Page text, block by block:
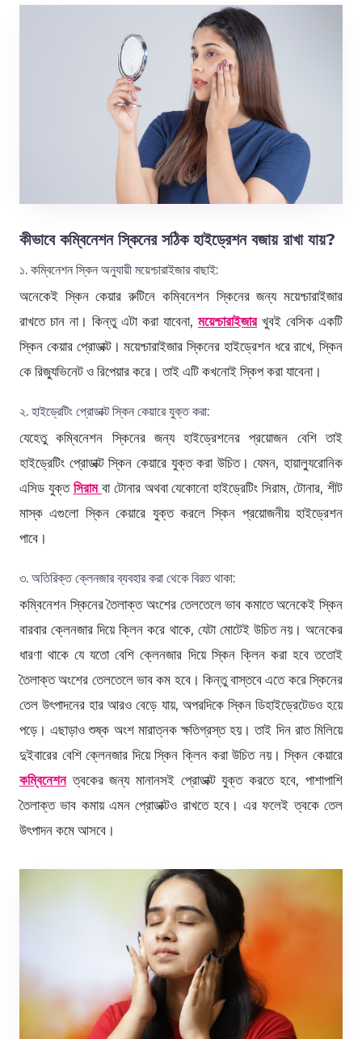
কীভাবে কম্বিনেশন স্কিনের সঠিক হাইড্রেশন বজায় রাখা যায়?
১. কম্বিনেশন স্কিন অনুযায়ী ময়েশ্চারাইজার বাছাই:
অনেকেই স্কিন কেয়ার রুটিনে কম্বিনেশন স্কিনের জন্য ময়েশ্চারাইজার
রাখতে চান না। কিন্তু এটা করা যাবেনা, ময়েশ্চারাইজারখুবই বেসিক একটি
স্কিন কেয়ার প্রোডাক্ট। ময়েশ্চারাইজার স্কিনের হাইড্রেশন ধরে রাখে, স্কিন
কে রিজ্যুভিনেট ও রিপেয়ার করে। তাই এটি কখনোই স্কিপ করা যাবেনা।
২. হাইড্রেটিং প্রোডাক্ট স্কিন কেয়ারে যুক্ত করা:
যেহেতু কম্বিনেশন স্কিনের জন্য হাইড্রেশনের প্রয়োজন বেশি তাই
হাইড্রেটিং প্রোডাক্ট স্কিন কেয়ারে যুক্ত করা উচিত। যেমন, হায়াল্যুরোনিক
এসিড যুক্ত সিরাম বা টোনার অথবা যেকোনো হাইড্রেটিং সিরাম, টোনার, শীট
মাস্ক এগুলো স্কিন কেয়ারে যুক্ত করলে স্কিন প্রয়োজনীয় হাইড্রেশন
পাবে।
৩. অতিরিক্ত ক্লেনজার ব্যবহার করা থেকে বিরত থাকা:
কম্বিনেশন স্কিনের তৈলাক্ত অংশের তেলতেলে ভাব কমাতে অনেকেই স্কিন
বারবার ক্লেনজার দিয়ে ক্লিন করে থাকে, যেটা মোটেই উচিত নয়। অনেকের
ধারণা থাকে যে যতো বেশি ক্লেনজার দিয়ে স্কিন ক্লিন করা হবে ততোই
তৈলাক্ত অংশের তেলতেলে ভাব কম হবে। কিন্তু বাস্তবে এতে করে স্কিনের
তেল উৎপাদনের হার আরও বেড়ে যায়, অপরদিকে স্কিন ডিহাইড্রেটেডও হয়ে
পড়ে। এছাড়াও শুষ্ক অংশ মারাত্নক ক্ষতিগ্রস্ত হয়। তাই দিন রাত মিলিয়ে
দুইবারের বেশি ক্লেনজার দিয়ে স্কিন ক্লিন করা উচিত নয়। স্কিন কেয়ারে
কম্বিনেশনত্বকের জন্য মানানসই প্রোডাক্ট যুক্ত করতে হবে, পাশাপাশি
তৈলাক্ত ভাব কমায় এমন প্রোডাক্টও রাখতে হবে। এর ফলেই ত্বকে তেল
উৎপাদন কমে আসবে।